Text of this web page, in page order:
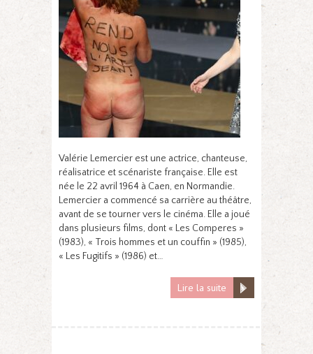
Valérie Lemercier est une actrice, chanteuse,
réalisatrice et scénariste française. Elle est
née le 22 avril 1964 à Caen, en Normandie.
Lemercier a commencé sa carrière au théâtre,
avant de se tourner vers le cinéma. Elle a joué
dans plusieurs films, dont « Les Comperes »
(1983), « Trois hommes et un couffin » (1985),
« Les Fugitifs » (1986) et…
Lire la suite